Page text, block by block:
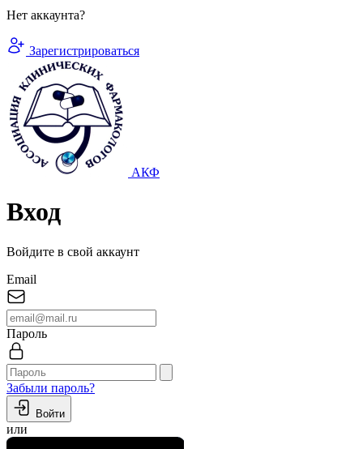
Нет аккаунта?
Зарегистрироваться
АКФ
Вход
Войдите в свой аккаунт
Email
Пароль
Забыли пароль?
Войти
или